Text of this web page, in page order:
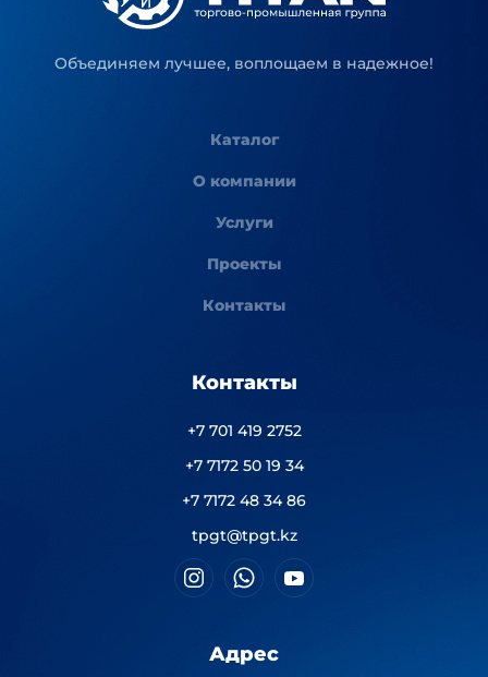
Объединяем лучшее, воплощаем в надежное!
Каталог
О компании
Услуги
Проекты
Контакты
Контакты
+7 701 419 2752
+7 7172 50 19 34
+7 7172 48 34 86
tpgt@tpgt.kz
Адрес